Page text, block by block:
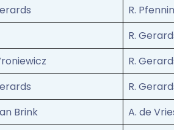
R.
R.
R.
R.
Brink A. de